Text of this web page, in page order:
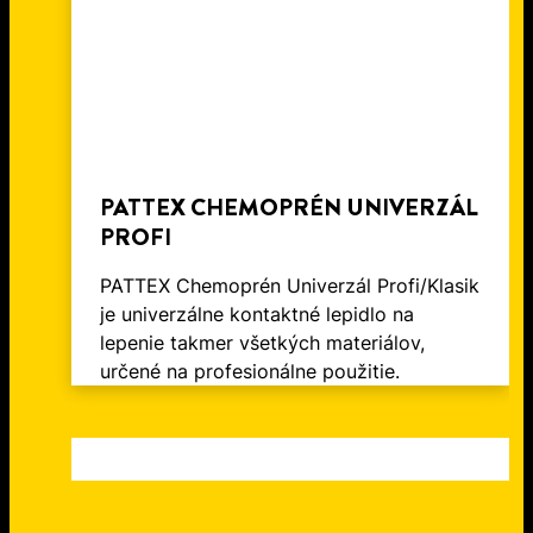
PATTEX CHEMOPRÉN UNIVERZÁL
PROFI
PATTEX Chemoprén Univerzál Profi/Klasik
je univerzálne kontaktné lepidlo na
lepenie takmer všetkých materiálov,
určené na profesionálne použitie.